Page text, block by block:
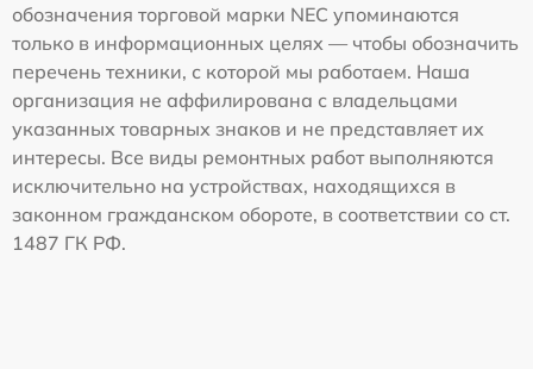
обозначения торговой марки NEC упоминаются
только в информационных целях — чтобы обозначить
перечень техники, с которой мы работаем. Наша
организация не аффилирована с владельцами
указанных товарных знаков и не представляет их
интересы. Все виды ремонтных работ выполняются
исключительно на устройствах, находящихся в
законном гражданском обороте, в соответствии со ст.
1487 ГК РФ.